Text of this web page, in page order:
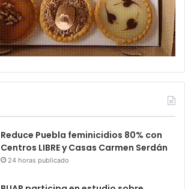
Reduce Puebla feminicidios 80% con
Centros LIBRE y Casas Carmen Serdán
24 horas publicado